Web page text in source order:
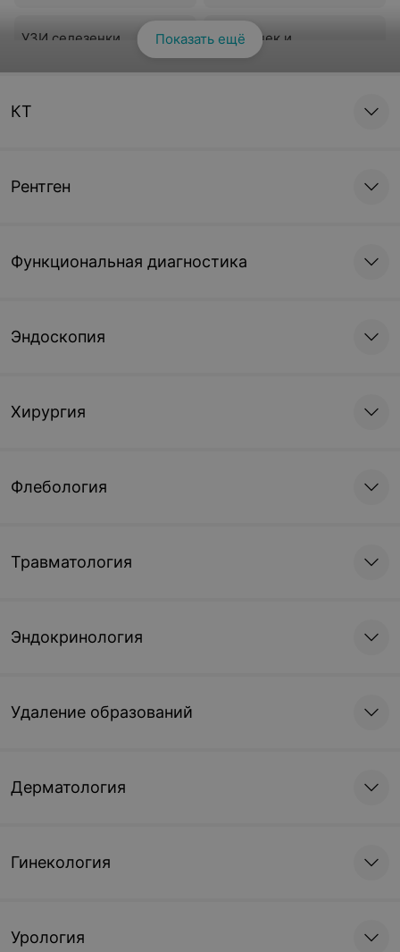
УЗИ селезенки
УЗИ почек и
надпочечников
Смотреть все
Показать ещё
КТ
Рентген
Функциональная диагностика
Эндоскопия
Хирургия
Флебология
Травматология
Эндокринология
Удаление образований
Дерматология
Гинекология
Урология